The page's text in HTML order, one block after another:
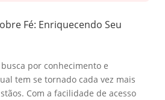
Fé: Enriquecendo Seu
por conhecimento e
tem se tornado cada vez mais
Com a facilidade de acesso